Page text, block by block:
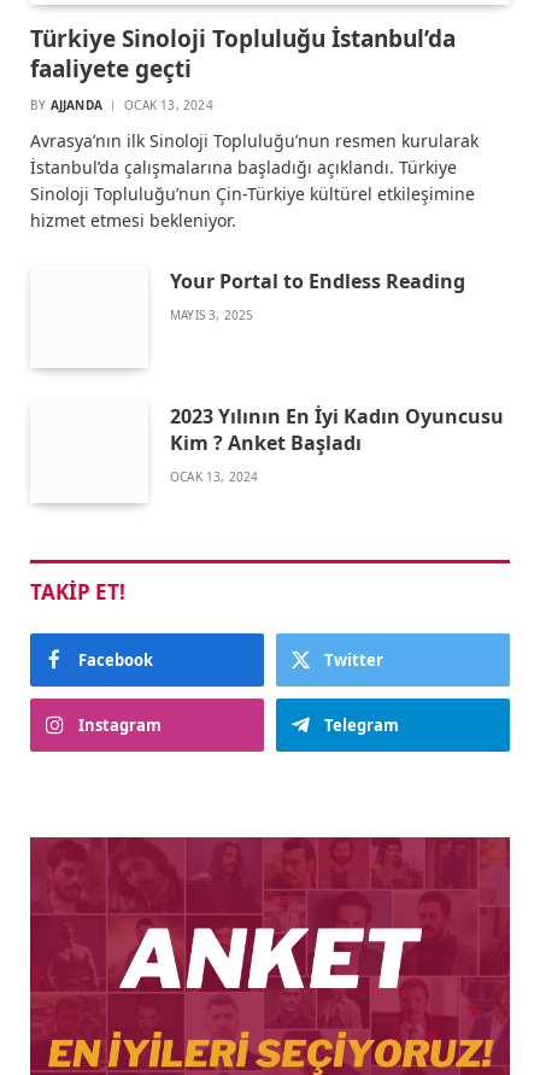
Türkiye Sinoloji Topluluğu İstanbul’da
faaliyete geçti
BY AJJANDA OCAK 13, 2024
Avrasya’nın ilk Sinoloji Topluluğu’nun resmen kurularak
İstanbul’da çalışmalarına başladığı açıklandı. Türkiye
Sinoloji Topluluğu’nun Çin-Türkiye kültürel etkileşimine
hizmet etmesi bekleniyor.
Your Portal to Endless Reading
MAYIS 3, 2025
2023 Yılının En İyi Kadın Oyuncusu
Kim ? Anket Başladı
OCAK 13, 2024
TAKIP ET!
Facebook Twitter
Instagram Telegram